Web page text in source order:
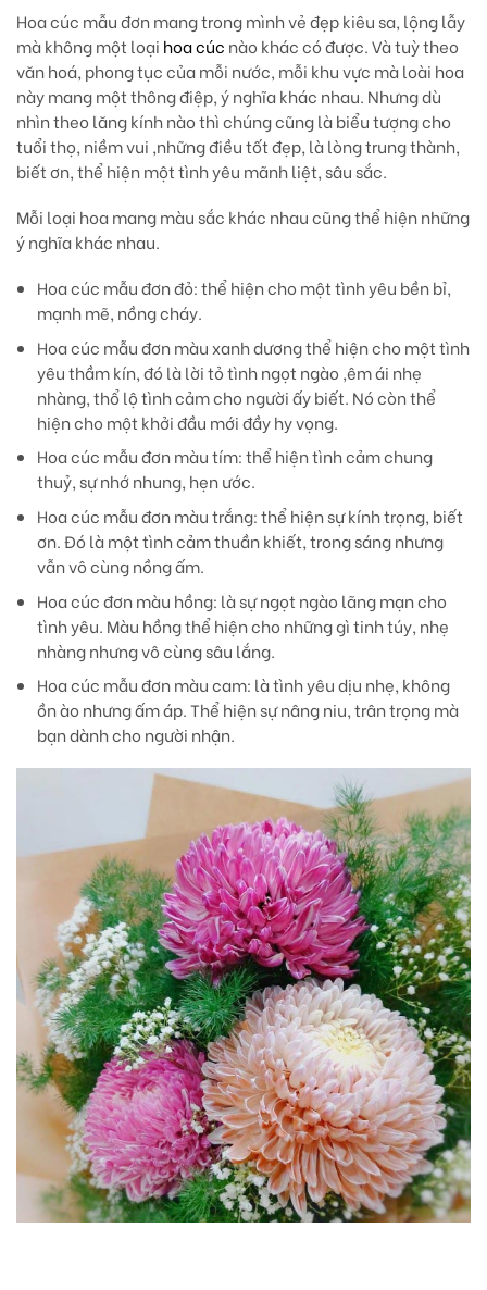
Hoa cúc mẫu đơn mang trong mình vẻ đẹp kiêu sa, lộng lẫy
mà không một loại hoa cúc nào khác có được. Và tuỳ theo
văn hoá, phong tục của mỗi nước, mỗi khu vực mà loài hoa
này mang một thông điệp, ý nghĩa khác nhau. Nhưng dù
nhìn theo lăng kính nào thì chúng cũng là biểu tượng cho
tuổi thọ, niềm vui ,những điều tốt đẹp, là lòng trung thành,
biết ơn, thể hiện một tình yêu mãnh liệt, sâu sắc.
Mỗi loại hoa mang màu sắc khác nhau cũng thể hiện những
ý nghĩa khác nhau.
Hoa cúc mẫu đơn đỏ: thể hiện cho một tình yêu bền bỉ,
mạnh mẽ, nồng cháy.
Hoa cúc mẫu đơn màu xanh dươngthể hiện cho một tình
yêu thầm kín, đó là lời tỏ tình ngọt ngào ,êm ái nhẹ
nhàng, thổ lộ tình cảm cho người ấy biết. Nó còn thể
hiện cho một khởi đầu mới đầy hy vọng.
Hoa cúc mẫu đơn màu tím:thể hiện tình cảm chung
thuỷ, sự nhớ nhung, hẹn ước.
Hoa cúc mẫu đơn màu trắng:thể hiện sự kính trọng, biết
ơn. Đó là một tình cảm thuần khiết, trong sáng nhưng
vẫn vô cùng nồng ấm.
Hoa cúc đơn màu hồng: là sự ngọt ngào lãng mạn cho
tình yêu. Màu hồng thể hiện cho những gì tinh túy, nhẹ
nhàng nhưng vô cùng sâu lắng.
Hoa cúc mẫu đơn màu cam: là tình yêu dịu nhẹ, không
ồn ào nhưng ấm áp. Thể hiện sự nâng niu, trân trọng mà
bạn dành cho người nhận.